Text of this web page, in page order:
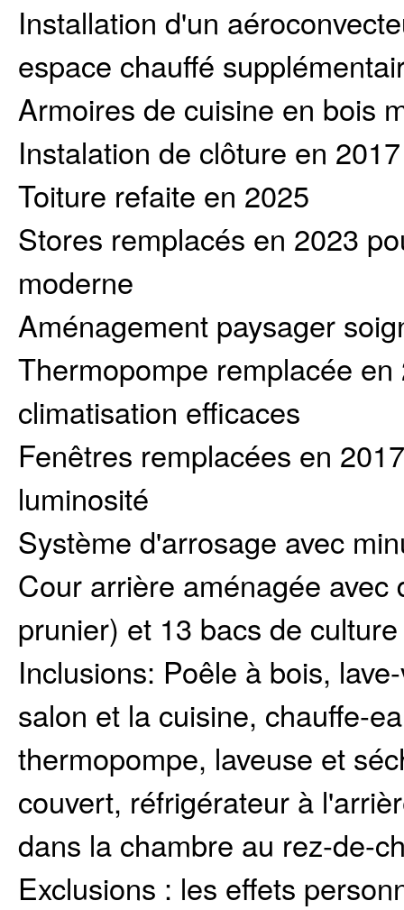
Installation d'un
espace chauffé
Armoires de cuisine en bois
Instalation de clôture en
Toiture refaite en 2025
Stores remplacés en 2023
moderne
Aménagement paysager
Thermopompe remplacée
climatisation efficaces
Fenêtres remplacées en
luminosité
Système d'arrosage avec
Cour arrière aménagée
prunier) et 13 bacs de
Inclusions: Poêle à bois,
salon et la cuisine, chauffe-
thermopompe, laveuse et
couvert, réfrigérateur à
dans la chambre au rez-de-
Exclusions : les effets